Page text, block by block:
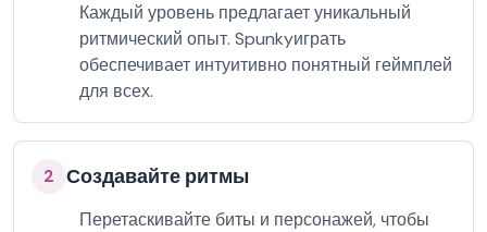
Каждый уровень предлагает уникальный
ритмический опыт. Spunkyиграть
обеспечивает интуитивно понятный геймплей
для всех.
2 Создавайте ритмы
Перетаскивайте биты и персонажей, чтобы